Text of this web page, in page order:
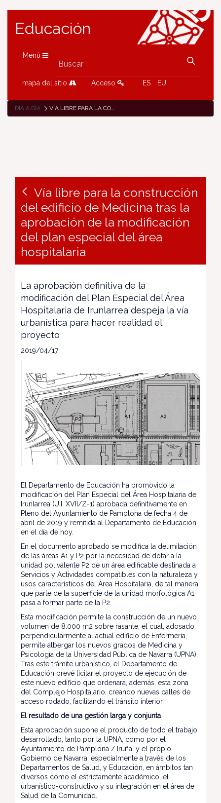
Educación
Menú
mapa del sitio Acceso ES EU
DÍA A DÍA VÍA LIBRE PARA LA CONSTRUCCIÓN DEL EDIFICIO DE MEDICINA TRAS LA APROBACIÓN DE LA MODIFICACIÓN DEL PLAN ESPECIAL DEL ÁREA HOSPITALARIA
Vía libre para la construcción
del edificio de Medicina tras la
aprobación de la modificación
del plan especial del área
hospitalaria
La aprobación definitiva de la
modificación del Plan Especial del Área
Hospitalaria de Irunlarrea despeja la vía
urbanística para hacer realidad el
proyecto
2019/04/17
El Departamento de Educación ha promovido la
modificación del Plan Especial del Área Hospitalaria de
Irunlarrea (U.I. XVII/Z-1) aprobada definitivamente en
Pleno del Ayuntamiento de Pamplona de fecha 4 de
abril de 2019 y remitida al Departamento de Educación
en el día de hoy.
En el documento aprobado se modifica la delimitación
de las áreas A1 y P2 por la necesidad de dotar a la
unidad polivalente P2 de un área edificable destinada a
Servicios y Actividades compatibles con la naturaleza y
usos característicos del Área Hospitalaria, de tal manera
que parte de la superficie de la unidad morfológica A1
pasa a formar parte de la P2.
Esta modificación permite la construcción de un nuevo
volumen de 8.000 m2 sobre rasante, el cual, adosado
perpendicularmente al actual edificio de Enfermería,
permite albergar los nuevos grados de Medicina y
Psicología de la Universidad Pública de Navarra (UPNA).
Tras este trámite urbanístico, el Departamento de
Educación prevé licitar el proyecto de ejecución de
este nuevo edificio que ordenará, además, esta zona
del Complejo Hospitalario, creando nuevas calles de
acceso rodado, facilitando el tránsito interior.
El resultado de una gestión larga y conjunta
Esta aprobación supone el producto de todo el trabajo
desarrollado, tanto por la UPNA, como por el
Ayuntamiento de Pamplona / Iruña, y el propio
Gobierno de Navarra, especialmente a través de los
Departamentos de Salud, y Educación, en ámbitos tan
diversos como el estrictamente académico, el
urbanístico-constructivo y su integración en el área de
Salud de la Comunidad.